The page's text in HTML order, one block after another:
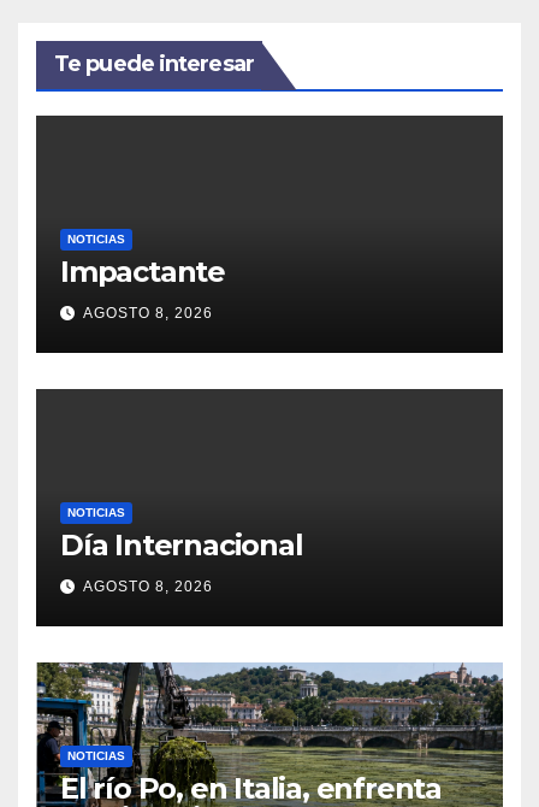
Te puede interesar
NOTICIAS
Impactante
AGOSTO 8, 2026
NOTICIAS
Día Internacional
AGOSTO 8, 2026
NOTICIAS
El río Po, en Italia, enfrenta